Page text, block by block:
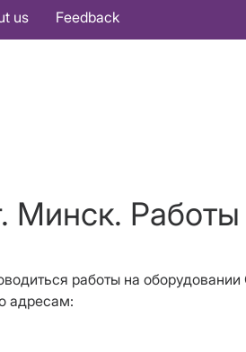
us Feedback
Минск. Работы
работы на
адресам: